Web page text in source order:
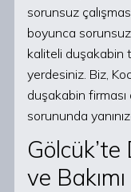
sorunsuz
boyunca sorunsuz
kaliteli duşakabin
yerdesiniz. Biz,
duşakabin
sorununda
ve Bakımı